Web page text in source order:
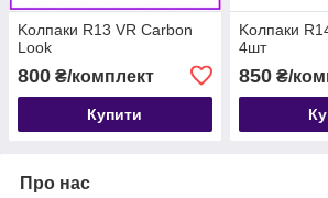
Kолпаки R13 VR Carbon
Look
800 ₴/комплект
Купити
Kолпаки
4шт
850₴/
Про нас